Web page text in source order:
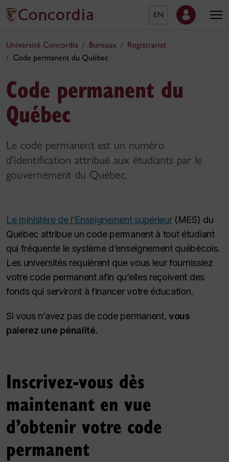
EN
Université Concordia Bureaux
Registrariat
Code permanent du Québec
Code permanent du
Québec
Le code permanent est un numéro
d’identification attribué aux étudiants par le
gouvernement du Québec.
Le ministère de l’Enseignement supérieur(MES) du
Québec attribue un code permanent à tout étudiant
qui fréquente le système d’enseignement québécois.
Les universités requièrent que vous leur fournissiez
votre code permanent afin qu’elles reçoivent des
fonds qui serviront à financer votre éducation.
Si vous n’avez pas de code permanent,vous
paierez une pénalité.
Inscrivez-vous dès
maintenant en vue
d’obtenir votre code
permanent